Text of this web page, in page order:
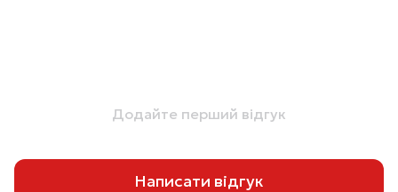
Додайте перший відгук
Написати відгук